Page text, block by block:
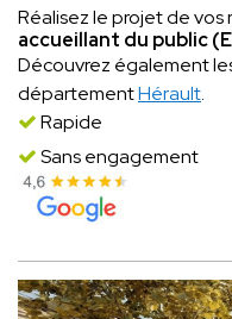
Réalisez le projet de vos
accueillant du public
Découvrez également
départementHérault.
Rapide
Sans engagement